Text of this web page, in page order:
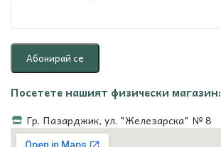
Посетете нашият физически магазин:
Гр. Пазарджик, ул. "Железарска" № 8